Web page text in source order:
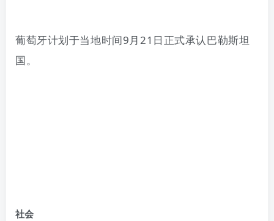
葡萄牙计划于当地时间9月21 日正式承认巴勒斯坦
国。
社会